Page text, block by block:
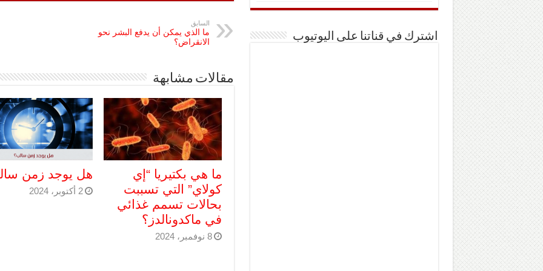
السابق
ما الذي يمكن أن يدفع البشر نحو
الانقراض؟
مقالات مشابهة
ما هي بكتيريا “إي
كولاي” التي تسببت
بحالات تسمم غذائي
في ماكدونالدز؟
8 نوفمبر، 2024
هل يوجد زمن
2 أكتوبر، 2024
اشترك في قناتنا على اليوتيوب